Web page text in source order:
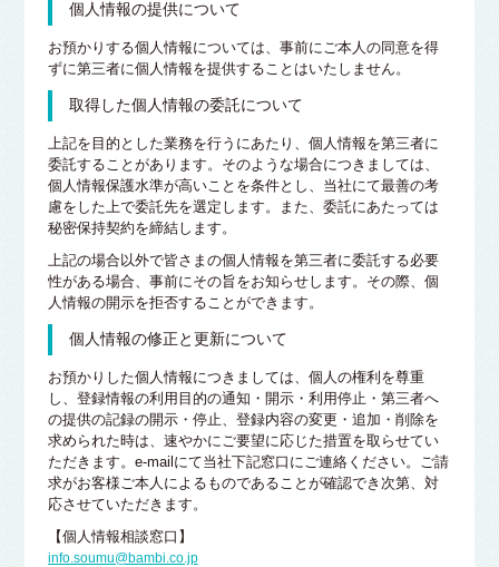
個人情報の提供について
お預かりする個人情報については、事前にご本人の同意を得
ずに第三者に個人情報を提供することはいたしません。
取得した個人情報の委託について
上記を目的とした業務を行うにあたり、個人情報を第三者に
委託することがあります。そのような場合につきましては、
個人情報保護水準が高いことを条件とし、当社にて最善の考
慮をした上で委託先を選定します。また、委託にあたっては
秘密保持契約を締結します。
上記の場合以外で皆さまの個人情報を第三者に委託する必要
性がある場合、事前にその旨をお知らせします。その際、個
人情報の開示を拒否することができます。
個人情報の修正と更新について
お預かりした個人情報につきましては、個人の権利を尊重
し、登録情報の利用目的の通知・開示・利用停止・第三者へ
の提供の記録の開示・停止、登録内容の変更・追加・削除を
求められた時は、速やかにご要望に応じた措置を取らせてい
ただきます。e-mailにて当社下記窓口にご連絡ください。ご請
求がお客様ご本人によるものであることが確認でき次第、対
応させていただきます。
【個人情報相談窓口】
info.soumu@bambi.co.jp